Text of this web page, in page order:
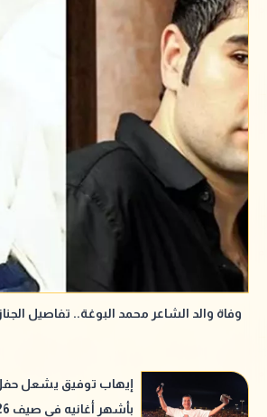
وفاة والد الشاعر محمد البوغة.. تفاصيل
إيهاب توفيق يشعل حفل
بأشهر أغانيه في صيف 2026